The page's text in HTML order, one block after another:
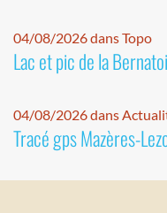
04/08/2026 dans Topo
Lac et pic de la
04/08/2026 dans
Tracé gps Mazères-